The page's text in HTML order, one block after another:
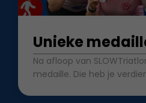
Unieke
Na afloop van
medaille. Die heb je